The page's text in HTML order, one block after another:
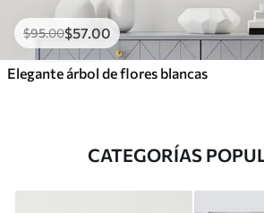
$95.00$57.00
Elegante árbol de flores blancas
CATEGORÍAS